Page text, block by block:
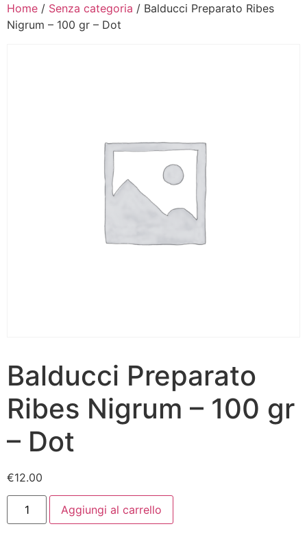
Home / Senza categoria / Balducci Preparato Ribes
Nigrum – 100 gr – Dot
Balducci Preparato
Ribes Nigrum – 100 gr
– Dot
€12.00
Aggiungi al carrello